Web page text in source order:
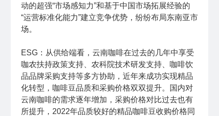
动的超强“市场感知力”和基于中国市场拓展经验的
“运营标准化能力”建立竞争优势，纷纷布局东南亚市
场。
ESG：从供给端看，云南咖啡在过去的几年中享受
咖农扶持政策支持、农科院技术研发支持、咖啡饮
品品牌采购支持等多方协助，近年来成功实现精品
化转型，咖啡豆品质和采购价格双双提升。国内对
云南咖啡的需求逐年增加，采购价格对比过去也有
所提升，2022年品质较好的精品咖啡豆收购价格同